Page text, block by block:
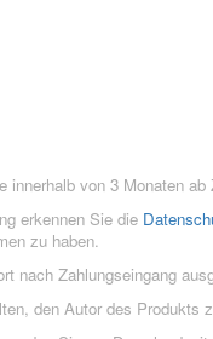
innerhalb von 3 Monaten
erkennen Sie die
zu haben.
nach Zahlungseingang
den Autor des Produkts